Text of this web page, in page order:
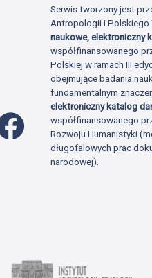
Profil Facebook
Serwis tworzony jest
Antropologii i
naukowe, elektroniczny
współfinansowanego
Polskiej w ramach III
obejmujące badania
fundamentalnym
elektroniczny katalog
współfinansowanego
Rozwoju Humanistyki
długofalowych prac
narodowej).